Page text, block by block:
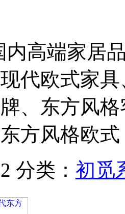
内高端家居
代欧式家
、东方风
方风格欧式
分类： 初觅